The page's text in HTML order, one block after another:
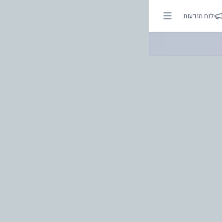
| אור בהירות הדרך
לוח מודעות